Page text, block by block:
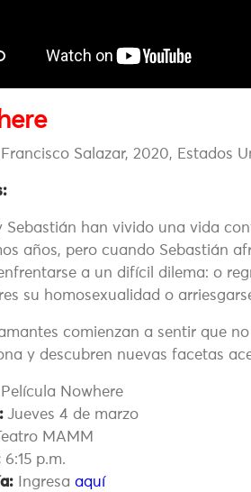
Salazar, 2020, Estados
Sebastián han vivido una vida
años, pero cuando Sebastián
a un difícil dilema: o
su homosexualidad o
comienzan a sentir que
y descubren nuevas facetas
Película Nowhere
Jueves 4 de marzo
MAMM
6:15 p.m.
Ingresa aquí